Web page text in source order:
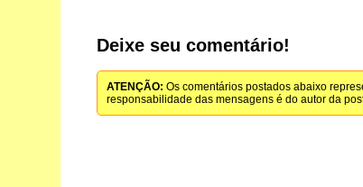
Deixe seu comentário!
ATENÇÃO: Os comentários postados abaixo
responsabilidade das mensagens é do autor da